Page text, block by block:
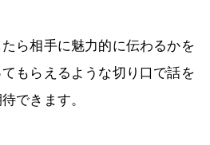
ら相手に魅力的に伝わるかを
もらえるような切り口で話を
できます。